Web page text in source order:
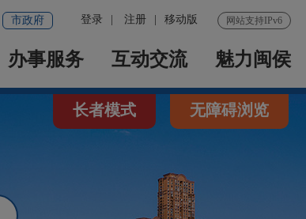
网站支持IPv6
登录 注册 移动版
市政府
办事服务 互动交流 魅力闽侯
长者模式 无障碍浏览